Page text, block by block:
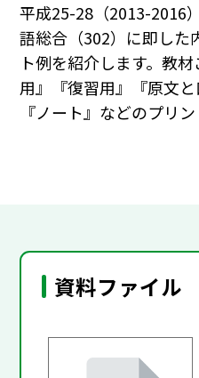
平成25-28（2013-2016
語総合（302）に即した
ト例を紹介します。教
用』『復習用』『原文と
『ノート』などのプリ
資料ファイル